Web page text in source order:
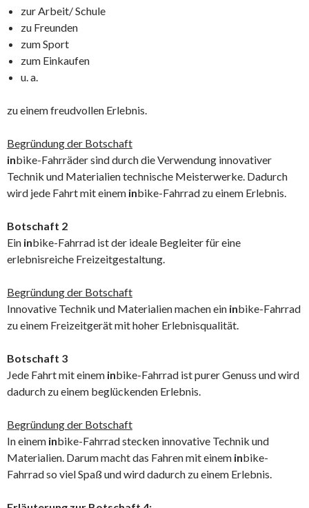
zur Arbeit/ Schule
zu Freunden
zum Sport
zum Einkaufen
u. a.
zu einem freudvollen Erlebnis.
Begründung der Botschaft
inbike-Fahrräder sind durch die Verwendung innovativer
Technik und Materialien technische Meisterwerke. Dadurch
wird jede Fahrt mit einem inbike-Fahrrad zu einem Erlebnis.
Botschaft 2
Ein inbike-Fahrrad ist der ideale Begleiter für eine
erlebnisreiche Freizeitgestaltung.
Begründung der Botschaft
Innovative Technik und Materialien machen ein inbike-Fahrrad
zu einem Freizeitgerät mit hoher Erlebnisqualität.
Botschaft 3
Jede Fahrt mit einem inbike-Fahrrad ist purer Genuss und wird
dadurch zu einem beglückenden Erlebnis.
Begründung der Botschaft
In einem inbike-Fahrrad stecken innovative Technik und
Materialien. Darum macht das Fahren mit einem inbike-
Fahrrad so viel Spaß und wird dadurch zu einem Erlebnis.